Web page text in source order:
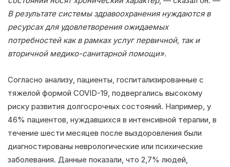
В результате системы здравоохранения нуждаются в
ресурсах для удовлетворения ожидаемых
потребностей как в рамках услуг первичной, так и
вторичной медико-санитарной помощи».
Согласно анализу, пациенты, госпитализированные с
тяжелой формой COVID-19, подвергались высокому
риску развития долгосрочных состояний. Например, у
46% пациентов, нуждавшихся в интенсивной терапии, в
течение шести месяцев после выздоровления были
диагностированы неврологические или психические
заболевания. Данные показали, что 2,7% людей,